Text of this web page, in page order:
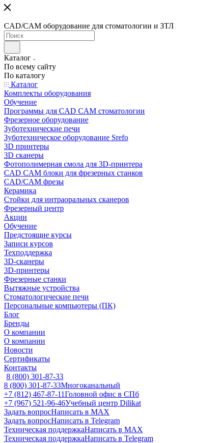
CAD/CAM оборудование для стоматологии и ЗТЛ
Каталог
По всему сайту
По каталогу
Каталог
Комплекты оборудования
Обучение
Программы для CAD CAM стоматологии
Фрезерное оборудование
Зуботехнические печи
Зуботехническое оборудование Srefo
3D принтеры
3D сканеры
Фотополимерная смола для 3D-принтера
CAD CAM блоки для фрезерных станков
CAD/CAM фрезы
Керамика
Стойки для интраоральных сканеров
Фрезерный центр
Акции
Обучение
Предстоящие курсы
Записи курсов
Техподдержка
3D-сканеры
3D-принтеры
Фрезерные станки
Вытяжные устройства
Стоматологические печи
Персональные компьютеры (ПК)
Блог
Бренды
О компании
О компании
Новости
Сертификаты
Контакты
8 (800) 301-87-33
8 (800) 301-87-33Многоканальный
+7 (812) 467-87-11Головной офис в СПб
+7 (967) 521-96-46Учебный центр Dilikat
Задать вопросНаписать в MAX
Задать вопросНаписать в Telegram
Техническая поддержкаНаписать в MAX
Техническая поддержкаНаписать в Telegram